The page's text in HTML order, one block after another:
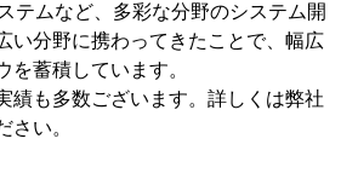
テムなど、多彩な分野のシステム開
い分野に携わってきたことで、幅広
を蓄積しています。
績も多数ございます。詳しくは弊社
さい。